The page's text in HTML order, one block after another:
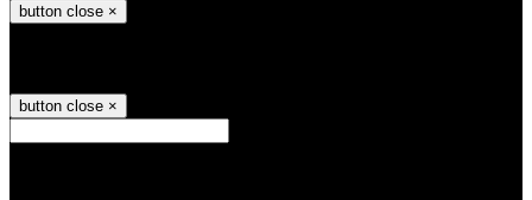
button close ×
button close ×